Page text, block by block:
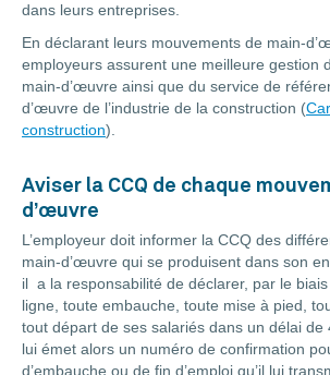
dans leurs entreprises.
En déclarant leurs mouvements de main-
employeurs assurent une meilleure gestion
main-d’œuvre ainsi que du service de
d’œuvre de l’industrie de la construction (
construction).
Aviser la CCQ de chaque
d’œuvre
L’employeur doit informer la CCQ des
main-d’œuvre qui se produisent dans son
il a la responsabilité de déclarer, par le
ligne, toute embauche, toute mise à pied,
tout départ de ses salariés dans un délai de
lui émet alors un numéro de confirmation
d’embauche ou de fin d’emploi qu’il lui